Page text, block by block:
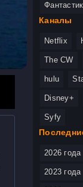
Каналы
Netflix
The CW
hulu
Disney+
Syfy
2026 года
2023 года